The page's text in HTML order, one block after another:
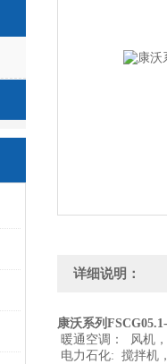
详细说明：
康沃系列
暖通空调： 风机
电力石化: 搅拌机